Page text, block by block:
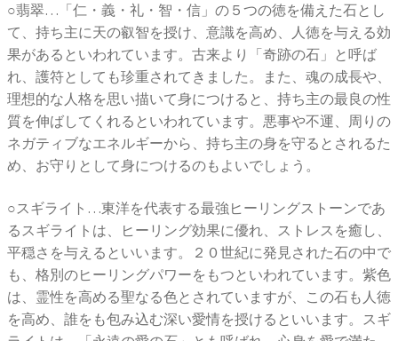
○翡翠…「仁・義・礼・智・信」の５つの徳を備えた石とし
て、持ち主に天の叡智を授け、意識を高め、人徳を与える効
果があるといわれています。古来より「奇跡の石」と呼ば
れ、護符としても珍重されてきました。また、魂の成長や、
理想的な人格を思い描いて身につけると、持ち主の最良の性
質を伸ばしてくれるといわれています。悪事や不運、周りの
ネガティブなエネルギーから、持ち主の身を守るとされるた
め、お守りとして身につけるのもよいでしょう。
○スギライト…東洋を代表する最強ヒーリングストーンであ
るスギライトは、ヒーリング効果に優れ、ストレスを癒し、
平穏さを与えるといいます。２０世紀に発見された石の中で
も、格別のヒーリングパワーをもつといわれています。紫色
は、霊性を高める聖なる色とされていますが、この石も人徳
を高め、誰をも包み込む深い愛情を授けるといいます。スギ